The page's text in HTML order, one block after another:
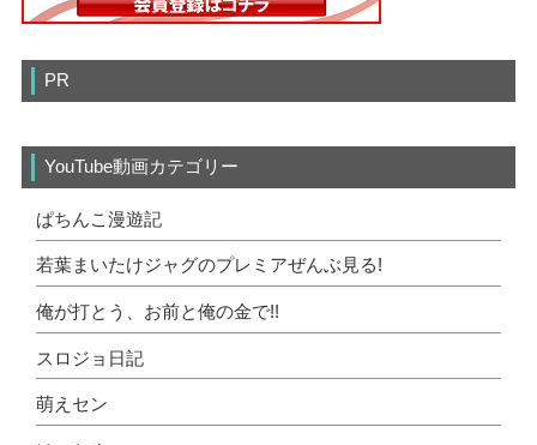
PR
YouTube動画カテゴリー
ぱちんこ漫遊記
若葉まいたけジャグのプレミアぜんぶ見る!
俺が打とう、お前と俺の金で!!
スロジョ日記
萌えセン